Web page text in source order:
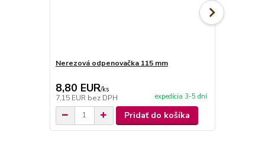
Nerezová odpenovačka 115 mm
8,80 EUR/ks
7,15 EUR bez DPH expedícia 3-5 dní
Pridať do košíka